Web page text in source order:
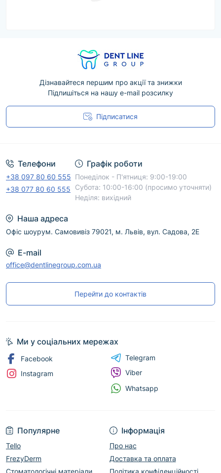
Дізнавайтеся першим про акції та знижки
Підпишіться на нашу e-mail розсилку
Підписатися
Телефони
+38 097 80 60 555
+38 077 80 60 555
Графік роботи
Понеділок - П'ятниця: 9:00-19:00
Субота: 10:00-16:00 (просимо уточняти)
Неділя: вихідний
Наша адреса
Офіс шоурум. Самовивіз 79021, м. Львів, вул. Садова, 2Е
E-mail
office@dentlinegroup.com.ua
Перейти до контактів
Популярне
Tello
FrezyDerm
Стоматологічні матеріали
Інформація
Про нас
Доставка та оплата
Політика конфіденційності
Ми у соціальних мережах
Facebook
Instagram
Telegram
Viber
Whatsapp